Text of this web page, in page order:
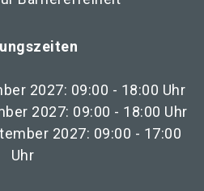
2027: 09:00 - 18:00 Uhr
2027: 09:00 - 18:00 Uhr
2027: 09:00 - 17:00
Uhr